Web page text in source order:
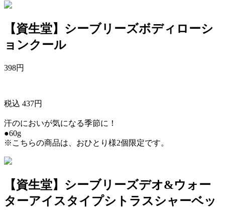
【資生堂】シーブリーズボディローシ
ョンクール
398円
税込 437円
汗のにおいが気になる季節に！
●60g
※こちらの商品は、おひとり様2個限定です。
【資生堂】シーブリーズデオ&ウォー
ターアイスタイプシトラスシャーベッ